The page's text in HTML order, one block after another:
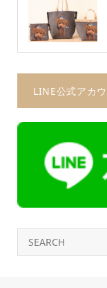
LINE公式アカ